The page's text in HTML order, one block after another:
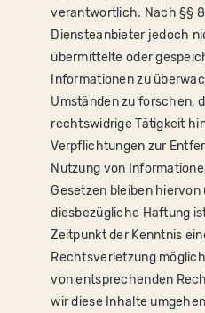
verantwortlich. Nach §§ 8
Diensteanbieter jedoch
übermittelte oder
Informationen zu
Umständen zu forschen,
rechtswidrige Tätigkeit
Verpflichtungen zur
Nutzung von
Gesetzen bleiben hiervon
diesbezügliche Haftung
Zeitpunkt der Kenntnis
Rechtsverletzung
von entsprechenden
wir diese Inhalte